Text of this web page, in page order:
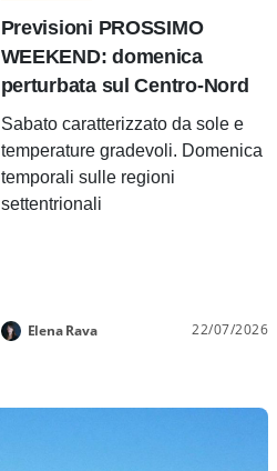
Previsioni PROSSIMO
WEEKEND: domenica
perturbata sul Centro-Nord
Sabato caratterizzato da sole e
temperature gradevoli. Domenica
temporali sulle regioni
settentrionali
Elena Rava 22/07/2026